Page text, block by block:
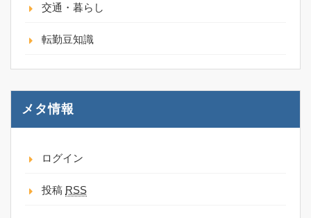
交通・暮らし
転勤豆知識
メタ情報
ログイン
投稿 RSS